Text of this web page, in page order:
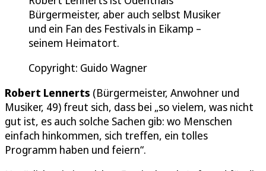
Bürgermeister, aber auch selbst Musiker
und ein Fan des Festivals in Eikamp –
seinem Heimatort.
Copyright: Guido Wagner
Robert Lennerts (Bürgermeister, Anwohner und
Musiker, 49) freut sich, dass bei „so vielem, was nicht
gut ist, es auch solche Sachen gib: wo Menschen
einfach hinkommen, sich treffen, ein tolles
Programm haben und feiern“.